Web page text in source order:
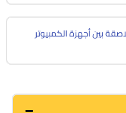
بين أجهزة الكمبيوتر